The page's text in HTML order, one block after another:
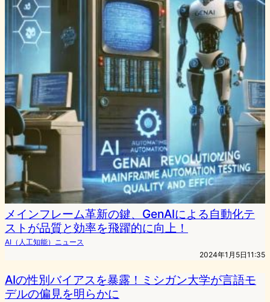
メインフレーム革新の鍵、GenAIによる自動化テ
ストが品質と効率を飛躍的に向上！
AI（人工知能）ニュース
2024年1月5日11:35
AIの性別バイアスを暴露！ミシガン大学が言語モ
デルの偏見を明らかに